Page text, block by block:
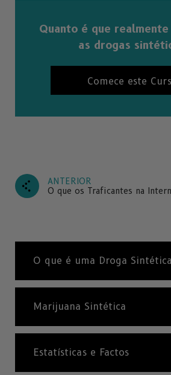
Quanto é que
as drogas
Comece este
ANTERIOR
O que os Traficantes na
O que é uma Droga
Marijuana Sintética
Estatísticas e Factos